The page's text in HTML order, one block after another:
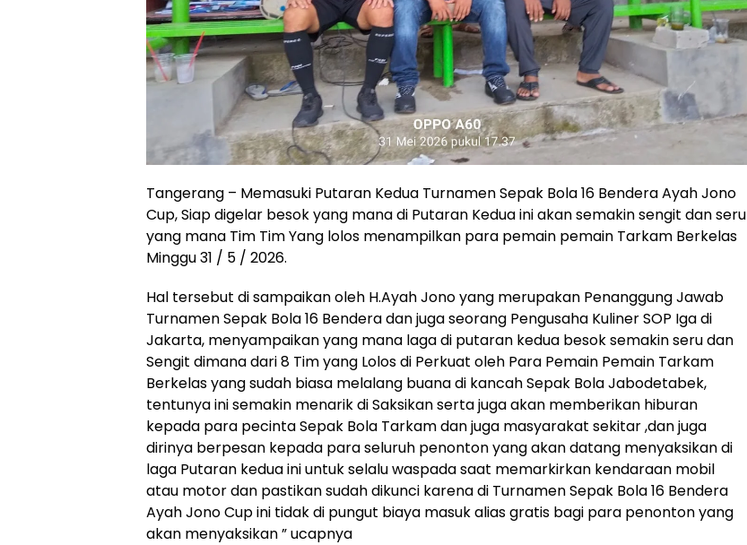
Tangerang – Memasuki Putaran Kedua Turnamen Sepak Bola 16 Bendera Ayah Jono
Cup, Siap digelar besok yang mana di Putaran Kedua ini akan semakin sengit dan seru
yang mana Tim Tim Yang lolos menampilkan para pemain pemain Tarkam Berkelas
Minggu 31 / 5 / 2026.
Hal tersebut di sampaikan oleh H.Ayah Jono yang merupakan Penanggung Jawab
Turnamen Sepak Bola 16 Bendera dan juga seorang Pengusaha Kuliner SOP Iga di
Jakarta, menyampaikan yang mana laga di putaran kedua besok semakin seru dan
Sengit dimana dari 8 Tim yang Lolos di Perkuat oleh Para Pemain Pemain Tarkam
Berkelas yang sudah biasa melalang buana di kancah Sepak Bola Jabodetabek,
tentunya ini semakin menarik di Saksikan serta juga akan memberikan hiburan
kepada para pecinta Sepak Bola Tarkam dan juga masyarakat sekitar ,dan juga
dirinya berpesan kepada para seluruh penonton yang akan datang menyaksikan di
laga Putaran kedua ini untuk selalu waspada saat memarkirkan kendaraan mobil
atau motor dan pastikan sudah dikunci karena di Turnamen Sepak Bola 16 Bendera
Ayah Jono Cup ini tidak di pungut biaya masuk alias gratis bagi para penonton yang
akan menyaksikan ” ucapnya